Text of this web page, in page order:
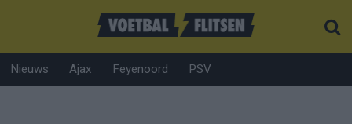
Nieuws Ajax Feyenoord PSV